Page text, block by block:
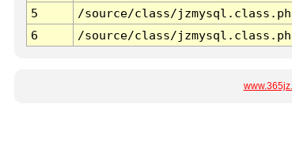
5
/source/class/
6
/source/class/